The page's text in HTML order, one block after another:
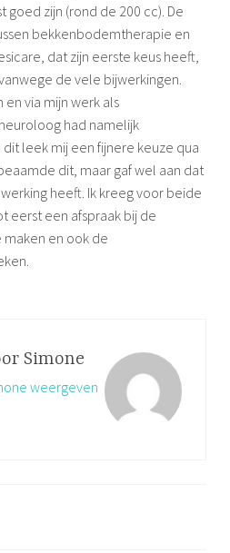
zijn (rond de 200 cc). De
bekkenbodemtherapie en
dat zijn eerste keus heeft,
de vele bijwerkingen.
via mijn werk als
had namelijk
leek mij een fijnere keuze qua
dit, maar gaf wel aan dat
heeft. Ik kreeg voor beide
eerst een afspraak bij de
en ook de
Simone
weergeven